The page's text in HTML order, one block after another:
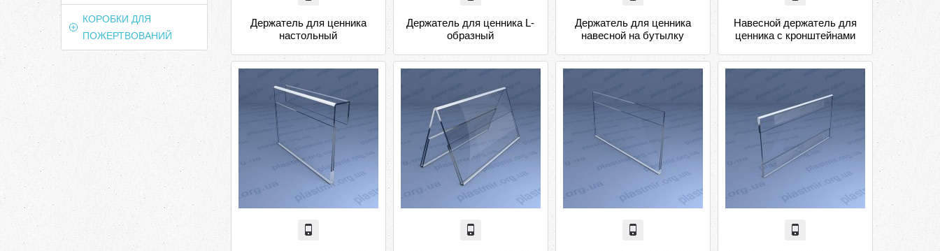
КОРОБКИ ДЛЯ
ПОЖЕРТВОВАНИЙ
Держатель для ценника
настольный
Держатель для ценника L-
образный
Держатель для ценника
навесной на бутылку
Навесной держатель для
ценника с кронштейнами